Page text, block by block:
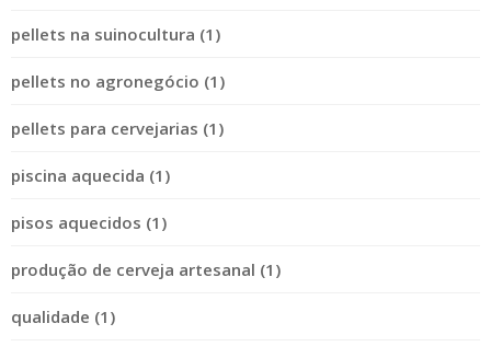
pellets na suinocultura (1)
pellets no agronegócio (1)
pellets para cervejarias (1)
piscina aquecida (1)
pisos aquecidos (1)
produção de cerveja artesanal (1)
qualidade (1)